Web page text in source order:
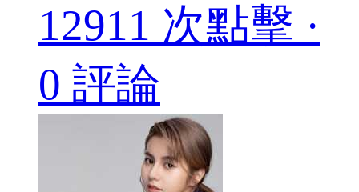
12911 次點擊 ·
0 評論